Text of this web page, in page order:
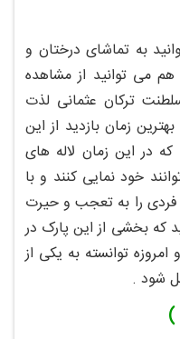
به تماشای درختان و
هم می توانید از مشاهده
ترکان عثمانی لذت
زمان بازدید از این
در این زمان لاله های
خود نمایی کنند و با
فردی را به تعجب و حیرت
که بخشی از این پارک در
شود .